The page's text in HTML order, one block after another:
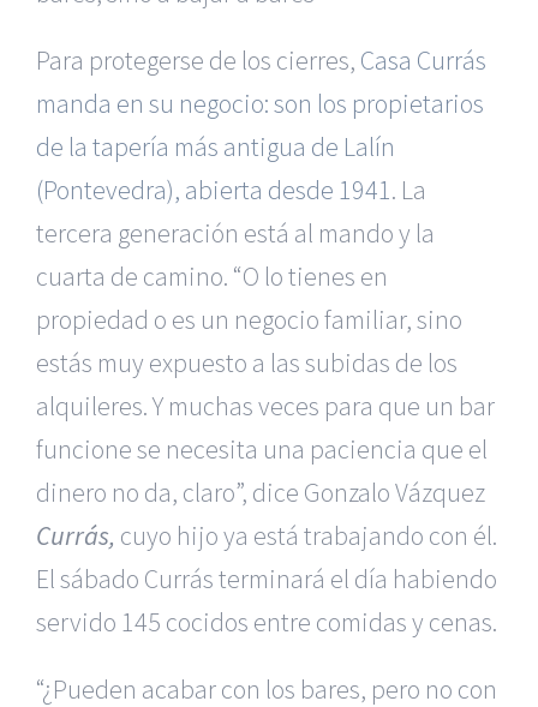
Para protegerse de los cierres, Casa Currás
manda en su negocio: son los propietarios
de la tapería más antigua de Lalín
(Pontevedra), abierta desde 1941. La
tercera generación está al mando y la
cuarta de camino. “O lo tienes en
propiedad o es un negocio familiar, sino
estás muy expuesto a las subidas de los
alquileres. Y muchas veces para que un bar
funcione se necesita una paciencia que el
dinero no da, claro”, dice Gonzalo Vázquez
Currás, cuyo hijo ya está trabajando con él.
El sábado Currás terminará el día habiendo
servido 145 cocidos entre comidas y cenas.
“¿Pueden acabar con los bares, pero no con